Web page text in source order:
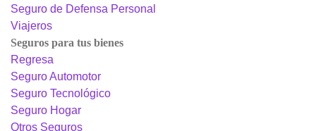
Seguro de Defensa Personal
Viajeros
Seguros para tus bienes
Regresa
Seguro Automotor
Seguro Tecnológico
Seguro Hogar
Otros Seguros